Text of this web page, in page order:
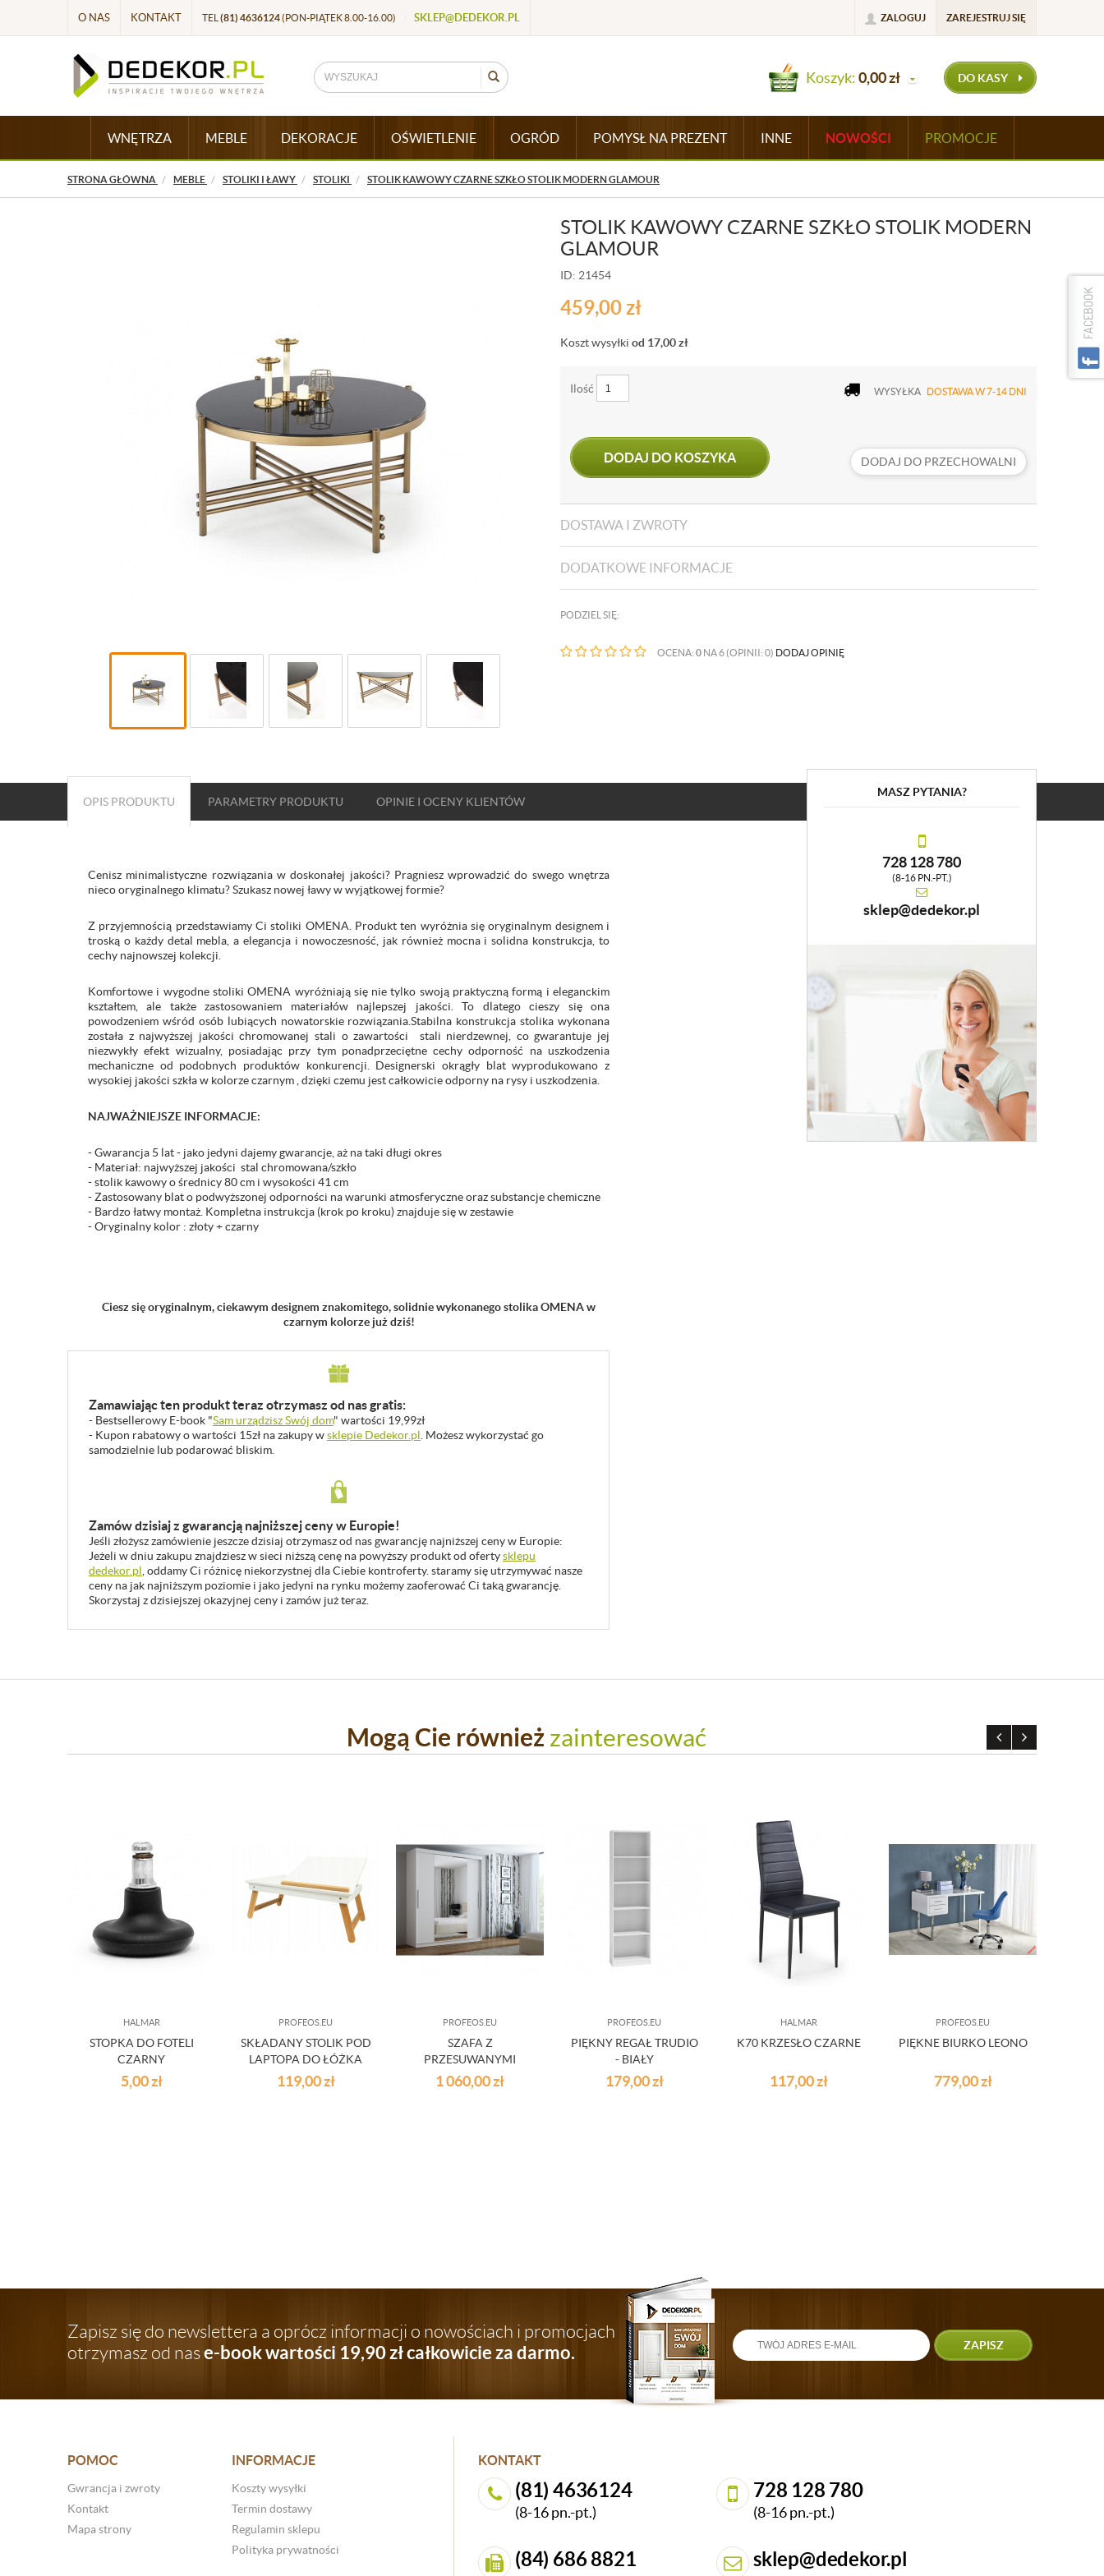
O NAS KONTAKT TEL (81) 4636124(PON-PIĄTEK 8.00-16.00) SKLEP@DEDEKOR.PL ZALOGUJ ZAREJESTRUJ SIĘ
Koszyk:0,00zł DO KASY
WNĘTRZA MEBLE DEKORACJE OŚWIETLENIE OGRÓD POMYSŁ NA PREZENT INNE NOWOŚCI PROMOCJE
STRONA GŁÓWNA MEBLE STOLIKI I ŁAWY STOLIKI STOLIK KAWOWY CZARNE SZKŁO STOLIK MODERN GLAMOUR
STOLIK KAWOWY CZARNE SZKŁO STOLIK MODERN
GLAMOUR
ID: 21454
459,00zł
Koszt wysyłki od 17,00zł
Ilość WYSYŁKA DOSTAWA W 7-14 DNI
DODAJ DO KOSZYKA DODAJ DO PRZECHOWALNI
DOSTAWA I ZWROTY
DODATKOWE INFORMACJE
PODZIEL SIĘ:
OCENA: 0 NA 6 (OPINII: 0) DODAJ OPINIĘ
OPIS PRODUKTU PARAMETRY PRODUKTU OPINIE I OCENY KLIENTÓW
Cenisz minimalistyczne rozwiązania w doskonałej jakości? Pragniesz wprowadzić do swego wnętrza
nieco oryginalnego klimatu? Szukasz nowej ławy w wyjątkowej formie?
Z przyjemnością przedstawiamy Ci stoliki OMENA. Produkt ten wyróżnia się oryginalnym designem i
troską o każdy detal mebla, a elegancja i nowoczesność, jak również mocna i solidna konstrukcja, to
cechy najnowszej kolekcji.
Komfortowe i wygodne stoliki OMENA wyróżniają się nie tylko swoją praktyczną formą i eleganckim
kształtem, ale także zastosowaniem materiałów najlepszej jakości. To dlatego cieszy się ona
powodzeniem wśród osób lubiących nowatorskie rozwiązania.Stabilna konstrukcja stolika wykonana
została z najwyższej jakości chromowanej stali o zawartości stali nierdzewnej, co gwarantuje jej
niezwykły efekt wizualny, posiadając przy tym ponadprzeciętne cechy odporność na uszkodzenia
mechaniczne od podobnych produktów konkurencji. Designerski okrągły blat wyprodukowano z
wysokiej jakości szkła w kolorze czarnym , dzięki czemu jest całkowicie odporny na rysy i uszkodzenia.
NAJWAŻNIEJSZE INFORMACJE:
- Gwarancja 5 lat - jako jedyni dajemy gwarancje, aż na taki długi okres
- Materiał: najwyższej jakości stal chromowana/szkło
- stolik kawowy o średnicy 80 cm i wysokości 41 cm
- Zastosowany blat o podwyższonej odporności na warunki atmosferyczne oraz substancje chemiczne
- Bardzo łatwy montaż. Kompletna instrukcja (krok po kroku) znajduje się w zestawie
- Oryginalny kolor : złoty + czarny
Ciesz się oryginalnym, ciekawym designem znakomitego, solidnie wykonanego stolika OMENA w
czarnym kolorze już dziś!
Zamawiając ten produkt teraz otrzymasz od nas gratis:
- Bestsellerowy E-book "Sam urządzisz Swój dom" wartości 19,99zł
- Kupon rabatowy o wartości 15zł na zakupy wsklepie Dedekor.pl . Możesz wykorzystać go
samodzielnie lub podarować bliskim.
Zamów dzisiaj z gwarancją najniższej ceny w Europie!
Jeśli złożysz zamówienie jeszcze dzisiaj otrzymasz od nas gwarancję najniższej ceny w Europie:
Jeżeli w dniu zakupu znajdziesz w sieci niższą cenę na powyższy produkt od ofertysklepu
dedekor.pl , oddamy Ci różnicę niekorzystnej dla Ciebie kontroferty. staramy się utrzymywać nasze
ceny na jak najniższym poziomie i jako jedyni na rynku możemy zaoferować Ci taką gwarancję.
Skorzystaj z dzisiejszej okazyjnej ceny i zamów już teraz.
MASZ PYTANIA?
728 128 780
(8-16 PN.-PT.)
sklep@dedekor.pl
Mogą Cie również zainteresować
HALMAR
STOPKA DO FOTELI
CZARNY
5,00zł
PROFEOS.EU
SKŁADANY STOLIK POD
LAPTOPA DO ŁÓŻKA
BIAŁY DREWNO
119,00zł
PROFEOS.EU
SZAFA Z
PRZESUWANYMI
DRZWIAMI LORENA -
BIAŁA
1 060,00zł
PROFEOS.EU
PIĘKNY REGAŁ TRUDIO
- BIAŁY
179,00zł
HALMAR
K70 KRZESŁO CZARNE
117,00zł
PROFEOS.EU
PIĘKNE BIURKO LEONO
779,00zł
Zapisz się do newslettera a oprócz informacji o nowościach i promocjach
otrzymasz od nase-book wartości 19,90 zł całkowicie za darmo. ZAPISZ
POMOC
Gwrancja i zwroty
Kontakt
Mapa strony
INFORMACJE
Koszty wysyłki
Termin dostawy
Regulamin sklepu
Polityka prywatności
KONTAKT
(81) 4636124
(8-16 pn.-pt.)
728 128 780
(8-16 pn.-pt.)
(84) 686 8821 sklep@dedekor.pl